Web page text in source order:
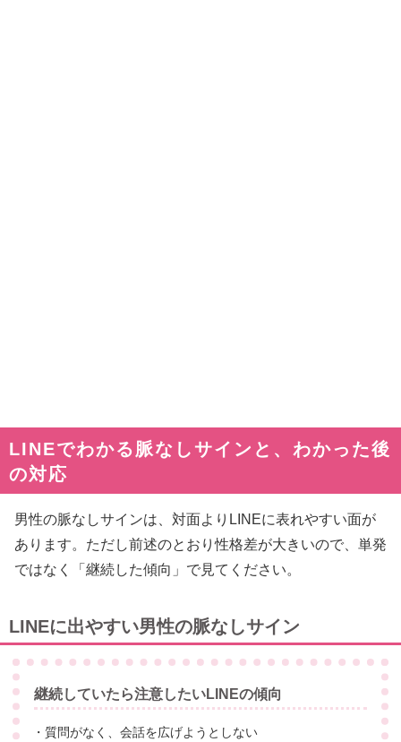
LINEでわかる脈なしサインと、わかった後
の対応
男性の脈なしサインは、対面よりLINEに表れやすい面が
あります。ただし前述のとおり性格差が大きいので、単発
ではなく「継続した傾向」で見てください。
LINEに出やすい男性の脈なしサイン
継続していたら注意したいLINEの傾向
・質問がなく、会話を広げようとしない